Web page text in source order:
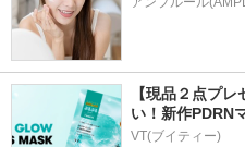
【現品２点プ
い！新作PDRN
VT(ブイティー)